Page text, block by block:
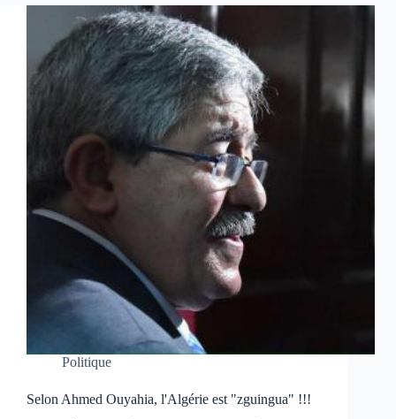
Politique
Selon Ahmed Ouyahia, l'Algérie est "zguingua" !!!